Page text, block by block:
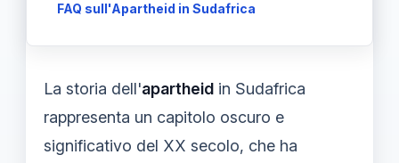
FAQ sull'Apartheid in Sudafrica
La storia dell'apartheid in Sudafrica
rappresenta un capitolo oscuro e
significativo del XX secolo, che ha